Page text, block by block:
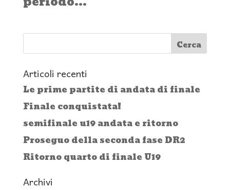
Articoli recenti
Le prime partite di andata di finale
Finale conquistata!
semifinale u19 andata e ritorno
Proseguo della seconda fase DR2
Ritorno quarto di finale U19
Archivi